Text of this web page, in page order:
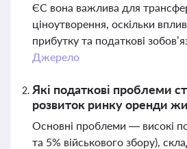
ЄС вона важлива для
ціноутворення, оскільки
прибутку та податкові
Джерело
Які податкові проблеми
розвиток ринку оренди
Основні проблеми — високі
та 5% військового збору),